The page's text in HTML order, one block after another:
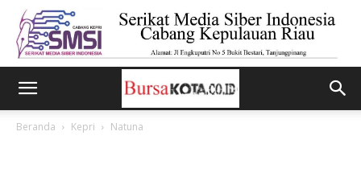
Beranda Kepri Natuna